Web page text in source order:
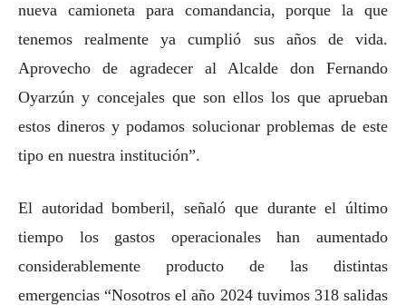
nueva camioneta para comandancia, porque la que
tenemos realmente ya cumplió sus años de vida.
Aprovecho de agradecer al Alcalde don Fernando
Oyarzún y concejales que son ellos los que aprueban
estos dineros y podamos solucionar problemas de este
tipo en nuestra institución”.
El autoridad bomberil, señaló que durante el último
tiempo los gastos operacionales han aumentado
considerablemente producto de las distintas
emergencias “Nosotros el año 2024 tuvimos 318 salidas